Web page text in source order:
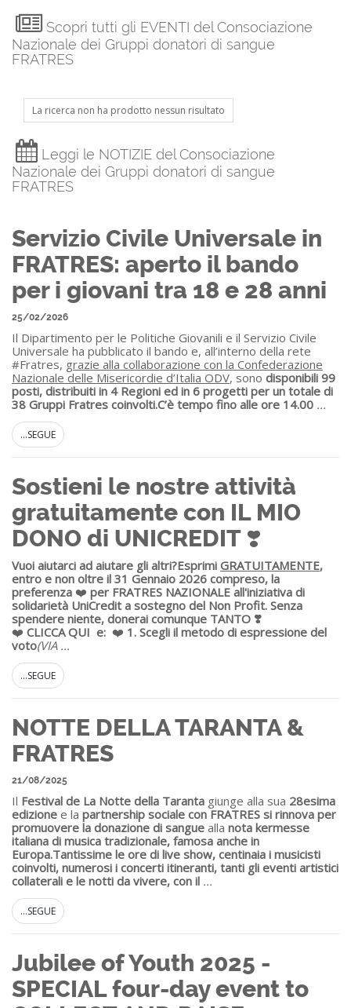
Scopri tutti gli EVENTI del Consociazione
Nazionale dei Gruppi donatori di sangue
FRATRES
La ricerca non ha prodotto nessun risultato
Leggi le NOTIZIE del Consociazione
Nazionale dei Gruppi donatori di sangue
FRATRES
Servizio Civile Universale in
FRATRES: aperto il bando
per i giovani tra 18 e 28 anni
25/02/2026
Il Dipartimento per le Politiche Giovanili e il Servizio Civile
Universale ha pubblicato il bando e, all’interno della rete
#Fratres, grazie alla collaborazione con la Confederazione
Nazionale delle Misericordie d’Italia ODV, sono disponibili 99
posti, distribuiti in 4 Regioni ed in 6 progetti per un totale di
38 Gruppi Fratres coinvolti.C’è tempo fino alle ore 14.00 ...
...SEGUE
Sostieni le nostre attività
gratuitamente con IL MIO
DONO di UNICREDIT ❣️
Vuoi aiutarci ad aiutare gli altri?Esprimi GRATUITAMENTE,
entro e non oltre il 31 Gennaio 2026 compreso, la
preferenza ❤️ per FRATRES NAZIONALE all'iniziativa di
solidarietà UniCredit a sostegno del Non Profit. Senza
spendere niente, donerai comunque TANTO ❣️
❤️ CLICCA QUI e: ❤️ 1. Scegli il metodo di espressione del
voto(VIA...
...SEGUE
NOTTE DELLA TARANTA &
FRATRES
21/08/2025
Il Festival de La Notte della Taranta giunge alla sua 28esima
edizione e la partnership sociale con FRATRES si rinnova per
promuovere la donazione di sangue alla nota kermesse
italiana di musica tradizionale, famosa anche in
Europa.Tantissime le ore di live show, centinaia i musicisti
coinvolti, numerosi i concerti itineranti, tanti gli eventi artistici
collaterali e le notti da vivere, con il ...
...SEGUE
Jubilee of Youth 2025 -
SPECIAL four-day event to